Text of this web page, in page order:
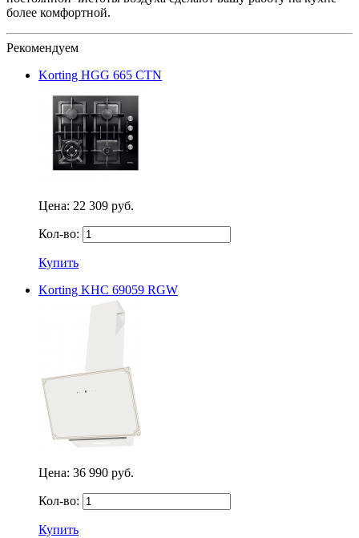
более комфортной.
Рекомендуем
Korting HGG 665 CTN
Цена: 22 309 руб.
Кол-во:
Купить
Korting KHC 69059 RGW
Цена: 36 990 руб.
Кол-во:
Купить